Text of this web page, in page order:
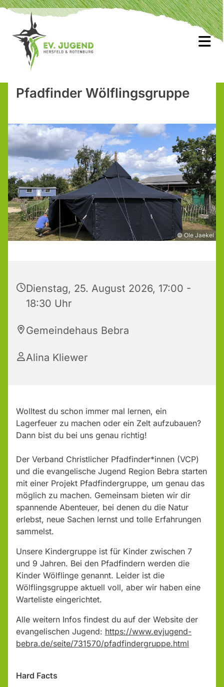
Pfadfinder Wölflingsgruppe
© Ole Jaekel
Dienstag, 25. August 2026, 17:00 -
18:30 Uhr
Gemeindehaus Bebra
Alina Kliewer
Wolltest du schon immer mal lernen, ein
Lagerfeuer zu machen oder ein Zelt aufzubauen?
Dann bist du bei uns genau richtig!
Der Verband Christlicher Pfadfinder*innen (VCP)
und die evangelische Jugend Region Bebra starten
mit einer Projekt Pfadfindergruppe, um genau das
möglich zu machen. Gemeinsam bieten wir dir
spannende Abenteuer, bei denen du die Natur
erlebst, neue Sachen lernst und tolle Erfahrungen
sammelst.
Unsere Kindergruppe ist für Kinder zwischen 7
und 9 Jahren. Bei den Pfadfindern werden die
Kinder Wölflinge genannt. Leider ist die
Wölflingsgruppe aktuell voll, aber wir haben eine
Warteliste eingerichtet.
Alle weitern Infos findest du auf der Website der
evangelischen Jugend: https://www.evjugend-
bebra.de/seite/731570/pfadfindergruppe.html
Hard Facts